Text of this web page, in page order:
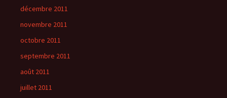
décembre 2011
novembre 2011
octobre 2011
septembre 2011
août 2011
juillet 2011